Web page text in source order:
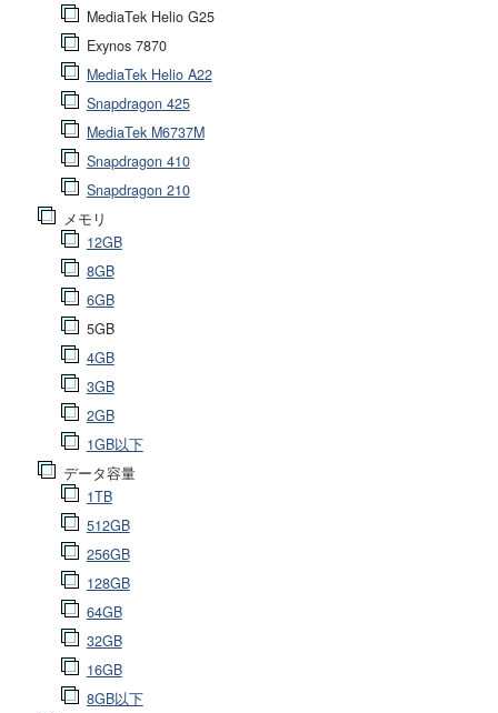
MediaTek Helio G25
Exynos 7870
MediaTek Helio A22
Snapdragon 425
MediaTek M6737M
Snapdragon 410
Snapdragon 210
メモリ
12GB
8GB
6GB
5GB
4GB
3GB
2GB
1GB以下
データ容量
1TB
512GB
256GB
128GB
64GB
32GB
16GB
8GB以下